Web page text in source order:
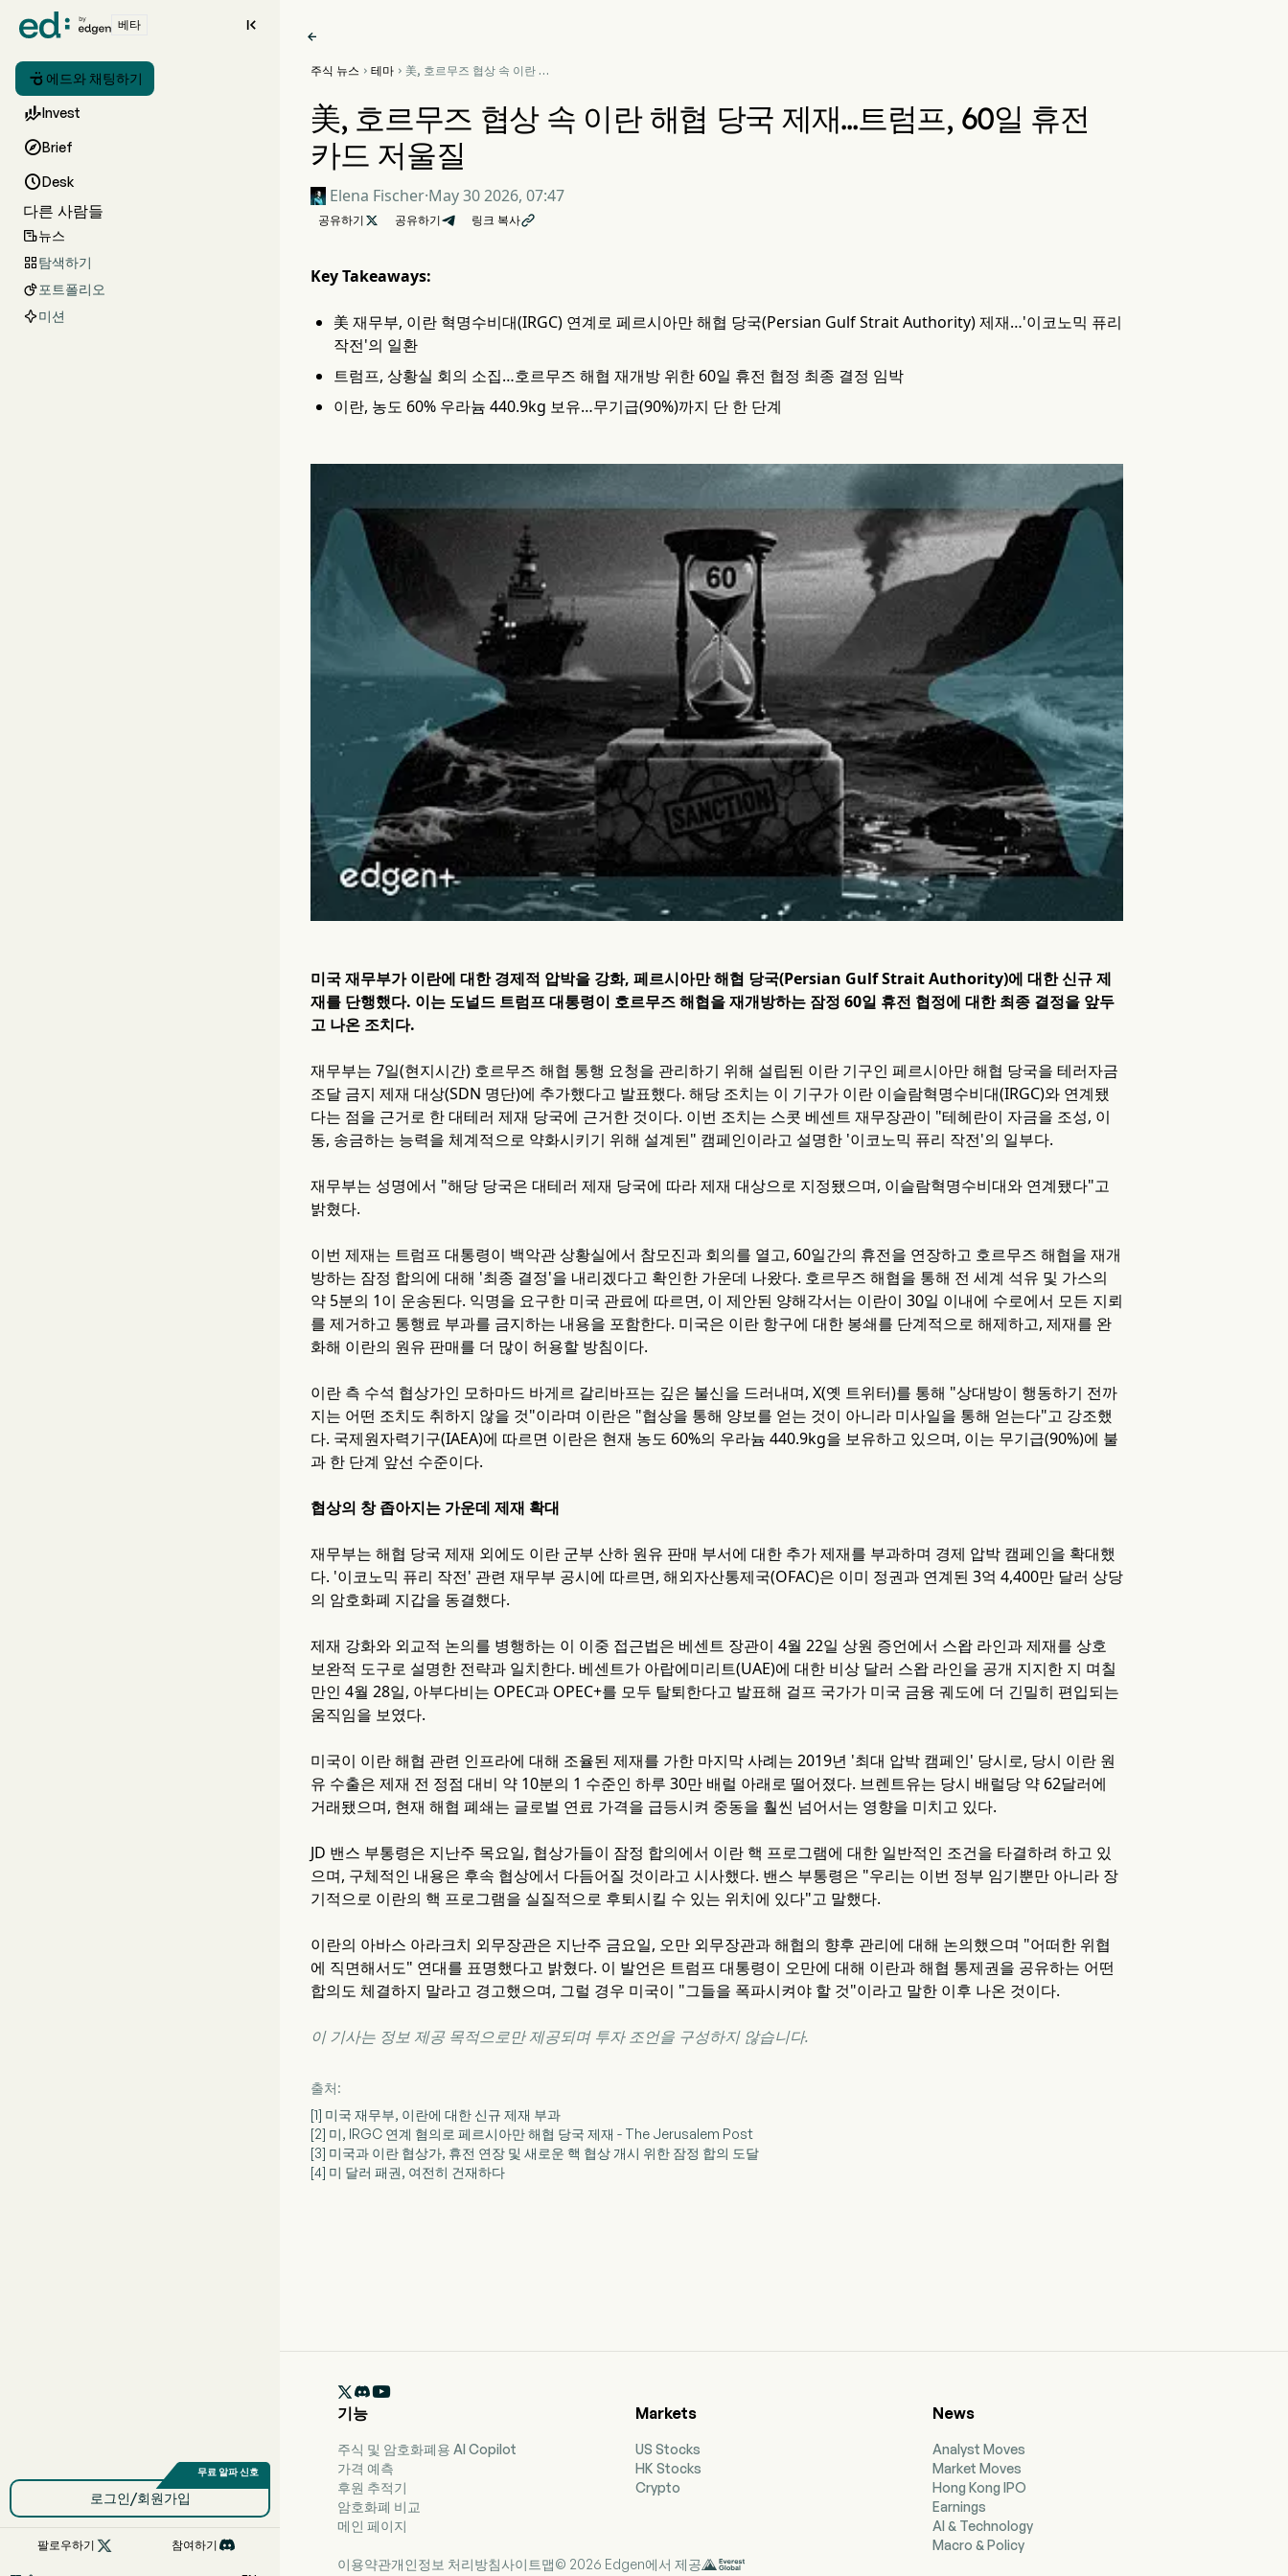
베타 
 에드와 채팅하기
Invest
Brief
Desk
다른 사람들
뉴스
탐색하기
포트폴리오
미션
로그인/회원가입
팔로우하기  참여하기

주식 뉴스  테마  美, 호르무즈 협상 속 이란 해
美, 호르무즈 협상 속 이란 해협 당국 제재…트럼프, 60일 휴전
카드 저울질
Elena Fischer·May 30 2026, 07:47
공유하기  공유하기 링크 복사
Key Takeaways:
美 재무부, 이란 혁명수비대(IRGC) 연계로 페르시아만 해협 당국(Persian Gulf Strait Authority) 제재…'이코노믹 퓨리
작전'의 일환
트럼프, 상황실 회의 소집…호르무즈 해협 재개방 위한 60일 휴전 협정 최종 결정 임박
이란, 농도 60% 우라늄 440.9kg 보유…무기급(90%)까지 단 한 단계
미국 재무부가 이란에 대한 경제적 압박을 강화, 페르시아만 해협 당국(Persian Gulf Strait Authority)에 대한 신규 제
재를 단행했다. 이는 도널드 트럼프 대통령이 호르무즈 해협을 재개방하는 잠정 60일 휴전 협정에 대한 최종 결정을 앞두
고 나온 조치다.
재무부는 7일(현지시간) 호르무즈 해협 통행 요청을 관리하기 위해 설립된 이란 기구인 페르시아만 해협 당국을 테러자금
조달 금지 제재 대상(SDN 명단)에 추가했다고 발표했다. 해당 조치는 이 기구가 이란 이슬람혁명수비대(IRGC)와 연계됐
다는 점을 근거로 한 대테러 제재 당국에 근거한 것이다. 이번 조치는 스콧 베센트 재무장관이 "테헤란이 자금을 조성, 이
동, 송금하는 능력을 체계적으로 약화시키기 위해 설계된" 캠페인이라고 설명한 '이코노믹 퓨리 작전'의 일부다.
재무부는 성명에서 "해당 당국은 대테러 제재 당국에 따라 제재 대상으로 지정됐으며, 이슬람혁명수비대와 연계됐다"고
밝혔다.
이번 제재는 트럼프 대통령이 백악관 상황실에서 참모진과 회의를 열고, 60일간의 휴전을 연장하고 호르무즈 해협을 재개
방하는 잠정 합의에 대해 '최종 결정'을 내리겠다고 확인한 가운데 나왔다. 호르무즈 해협을 통해 전 세계 석유 및 가스의
약 5분의 1이 운송된다. 익명을 요구한 미국 관료에 따르면, 이 제안된 양해각서는 이란이 30일 이내에 수로에서 모든 지뢰
를 제거하고 통행료 부과를 금지하는 내용을 포함한다. 미국은 이란 항구에 대한 봉쇄를 단계적으로 해제하고, 제재를 완
화해 이란의 원유 판매를 더 많이 허용할 방침이다.
이란 측 수석 협상가인 모하마드 바게르 갈리바프는 깊은 불신을 드러내며, X(옛 트위터)를 통해 "상대방이 행동하기 전까
지는 어떤 조치도 취하지 않을 것"이라며 이란은 "협상을 통해 양보를 얻는 것이 아니라 미사일을 통해 얻는다"고 강조했
다. 국제원자력기구(IAEA)에 따르면 이란은 현재 농도 60%의 우라늄 440.9kg을 보유하고 있으며, 이는 무기급(90%)에 불
과 한 단계 앞선 수준이다.
협상의 창 좁아지는 가운데 제재 확대
재무부는 해협 당국 제재 외에도 이란 군부 산하 원유 판매 부서에 대한 추가 제재를 부과하며 경제 압박 캠페인을 확대했
다. '이코노믹 퓨리 작전' 관련 재무부 공시에 따르면, 해외자산통제국(OFAC)은 이미 정권과 연계된 3억 4,400만 달러 상당
의 암호화폐 지갑을 동결했다.
제재 강화와 외교적 논의를 병행하는 이 이중 접근법은 베센트 장관이 4월 22일 상원 증언에서 스왑 라인과 제재를 상호
보완적 도구로 설명한 전략과 일치한다. 베센트가 아랍에미리트(UAE)에 대한 비상 달러 스왑 라인을 공개 지지한 지 며칠
만인 4월 28일, 아부다비는 OPEC과 OPEC+를 모두 탈퇴한다고 발표해 걸프 국가가 미국 금융 궤도에 더 긴밀히 편입되는
움직임을 보였다.
미국이 이란 해협 관련 인프라에 대해 조율된 제재를 가한 마지막 사례는 2019년 '최대 압박 캠페인' 당시로, 당시 이란 원
유 수출은 제재 전 정점 대비 약 10분의 1 수준인 하루 30만 배럴 아래로 떨어졌다. 브렌트유는 당시 배럴당 약 62달러에
거래됐으며, 현재 해협 폐쇄는 글로벌 연료 가격을 급등시켜 중동을 훨씬 넘어서는 영향을 미치고 있다.
JD 밴스 부통령은 지난주 목요일, 협상가들이 잠정 합의에서 이란 핵 프로그램에 대한 일반적인 조건을 타결하려 하고 있
으며, 구체적인 내용은 후속 협상에서 다듬어질 것이라고 시사했다. 밴스 부통령은 "우리는 이번 정부 임기뿐만 아니라 장
기적으로 이란의 핵 프로그램을 실질적으로 후퇴시킬 수 있는 위치에 있다"고 말했다.
이란의 아바스 아라크치 외무장관은 지난주 금요일, 오만 외무장관과 해협의 향후 관리에 대해 논의했으며 "어떠한 위협
에 직면해서도" 연대를 표명했다고 밝혔다. 이 발언은 트럼프 대통령이 오만에 대해 이란과 해협 통제권을 공유하는 어떤
합의도 체결하지 말라고 경고했으며, 그럴 경우 미국이 "그들을 폭파시켜야 할 것"이라고 말한 이후 나온 것이다.
이 기사는 정보 제공 목적으로만 제공되며 투자 조언을 구성하지 않습니다.
출처:
[1] 미국 재무부, 이란에 대한 신규 제재 부과
[2] 미, IRGC 연계 혐의로 페르시아만 해협 당국 제재 - The Jerusalem Post
[3] 미국과 이란 협상가, 휴전 연장 및 새로운 핵 협상 개시 위한 잠정 합의 도달
[4] 미 달러 패권, 여전히 건재하다

기능
주식 및 암호화폐용 AI Copilot
가격 예측
후원 추적기
암호화폐 비교
메인 페이지
Markets
US Stocks
HK Stocks
Crypto
News
Analyst Moves
Market Moves
Hong Kong IPO
Earnings
AI & Technology
Macro & Policy
이용약관개인정보 처리방침사이트맵© 2026 Edgen에서 제공